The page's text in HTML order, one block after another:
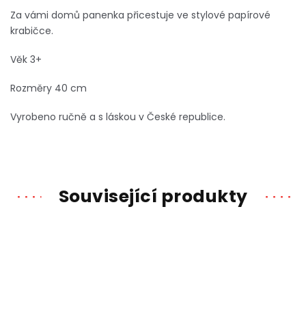
Za vámi domů panenka přicestuje ve stylové papírové
krabičce.
Věk 3+
Rozměry 40 cm
Vyrobeno ručně a s láskou v České republice.
Související produkty